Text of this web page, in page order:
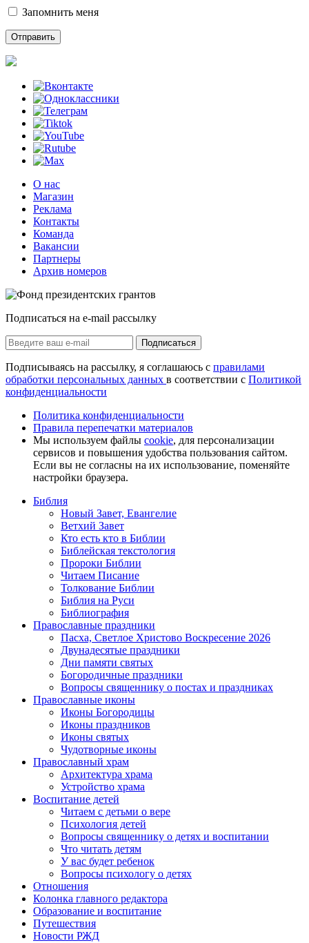
Запомнить меня
О нас
Магазин
Реклама
Контакты
Команда
Вакансии
Партнеры
Архив номеров
Подписаться на e-mail рассылку
Подписаться
Подписываясь на рассылку, я соглашаюсь с правилами
обработки персональных данных в соответствии с Политикой
конфиденциальности
Политика конфиденциальности
Правила перепечатки материалов
Мы используем файлы cookie, для персонализации
сервисов и повышения удобства пользования сайтом.
Если вы не согласны на их использование, поменяйте
настройки браузера.
Библия
Новый Завет, Евангелие
Ветхий Завет
Кто есть кто в Библии
Библейская текстология
Пророки Библии
Читаем Писание
Толкование Библии
Библия на Руси
Библиография
Православные праздники
Пасха, Светлое Христово Воскресение 2026
Двунадесятые праздники
Дни памяти святых
Богородичные праздники
Вопросы священнику о постах и праздниках
Православные иконы
Иконы Богородицы
Иконы праздников
Иконы святых
Чудотворные иконы
Православный храм
Архитектура храма
Устройство храма
Воспитание детей
Читаем с детьми о вере
Психология детей
Вопросы священнику о детях и воспитании
Что читать детям
У вас будет ребенок
Вопросы психологу о детях
Отношения
Колонка главного редактора
Образование и воспитание
Путешествия
Новости РЖД